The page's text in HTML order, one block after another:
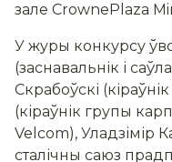
зале CrownePlaza
У журы конкурсу
(заснавальнік і
Скрабоўскі
(кіраўнік групы
Velcom), Уладзімір
сталічны саюз